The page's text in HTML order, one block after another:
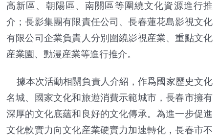
高新區、朝陽區、南關區等圍繞文化資源進行推
介；長影集團有限責任公司、長春蓮花島影視文化
有限公司企業負責人分別圍繞影視産業、重點文化
産業園、動漫産業等進行推介。
據本次活動相關負責人介紹，作爲國家歷史文化
名城、國家文化和旅遊消費示範城市，長春市擁有
深厚的文化底蘊和良好的文化傳承。為進一步促進
文化軟實力向文化産業硬實力加速轉化，長春市不